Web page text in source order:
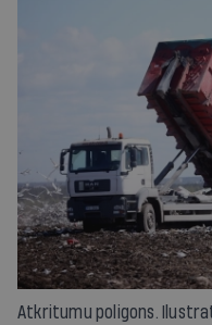
Atkritumu poligons.